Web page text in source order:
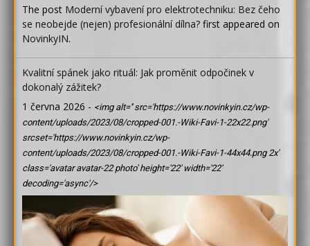
The post Moderní vybavení pro elektrotechniku: Bez čeho
se neobejde (nejen) profesionální dílna? first appeared on
NovinkyIN.
Kvalitní spánek jako rituál: Jak proměnit odpočinek v
dokonalý zážitek?
1 června 2026 - <img alt='' src='https://www.novinkyin.cz/wp-
content/uploads/2023/08/cropped-001.-Wiki-Favi-1-22x22.png'
srcset='https://www.novinkyin.cz/wp-
content/uploads/2023/08/cropped-001.-Wiki-Favi-1-44x44.png 2x'
class='avatar avatar-22 photo' height='22' width='22'
decoding='async'/>